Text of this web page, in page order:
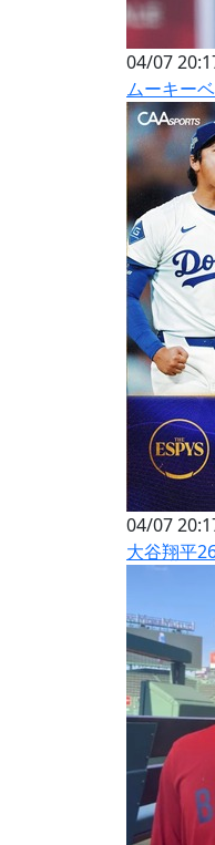
04/07
ムーキー
04/07
大谷翔平